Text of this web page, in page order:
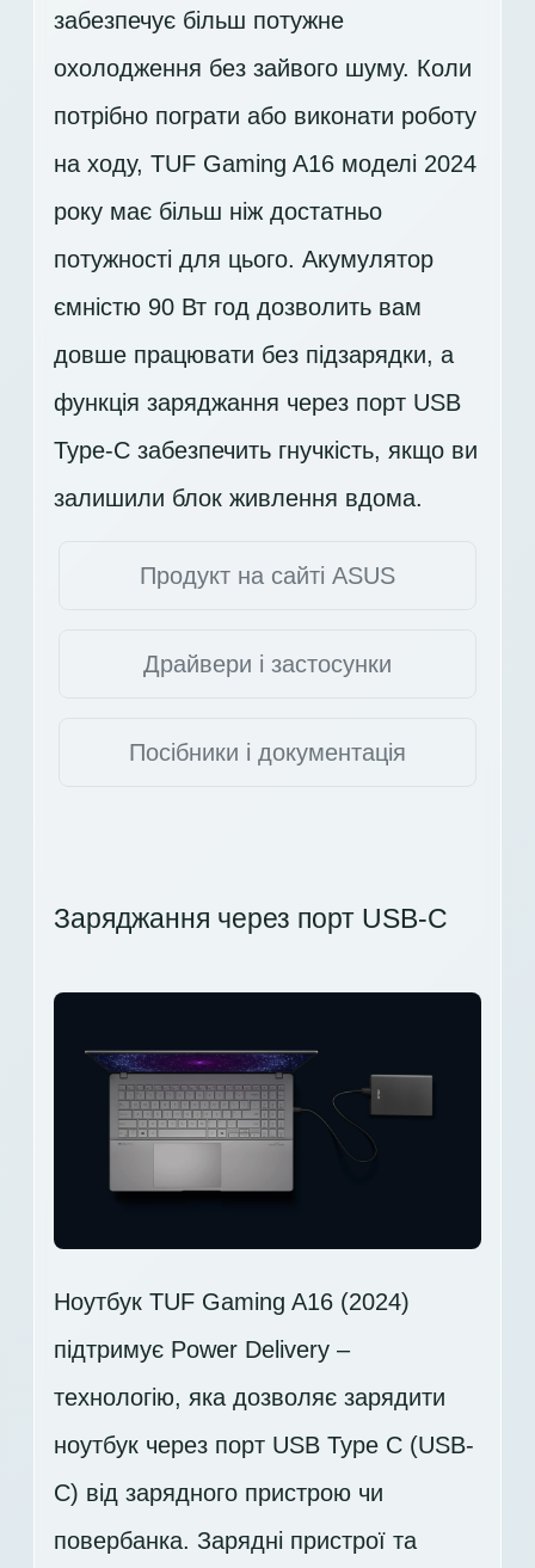
забезпечує більш потужне
охолодження без зайвого шуму. Коли
потрібно пограти або виконати роботу
на ходу, TUF Gaming A16 моделі 2024
року має більш ніж достатньо
потужності для цього. Акумулятор
ємністю 90 Вт год дозволить вам
довше працювати без підзарядки, а
функція заряджання через порт USB
Type-C забезпечить гнучкість, якщо ви
залишили блок живлення вдома.
Продукт на сайті ASUS
Драйвери і застосунки
Посібники і документація
Заряджання через порт USB-C
Ноутбук TUF Gaming A16 (2024)
підтримує Power Delivery –
технологію, яка дозволяє зарядити
ноутбук через порт USB Type C (USB-
C) від зарядного пристрою чи
повербанка. Зарядні пристрої та